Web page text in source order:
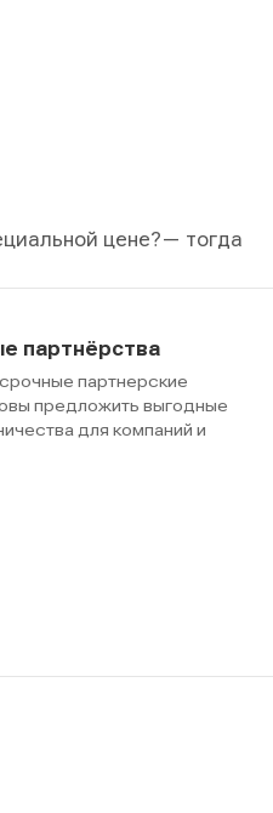
цене?— тогда
партнёрства
партнерские
предложить выгодные
для компаний и